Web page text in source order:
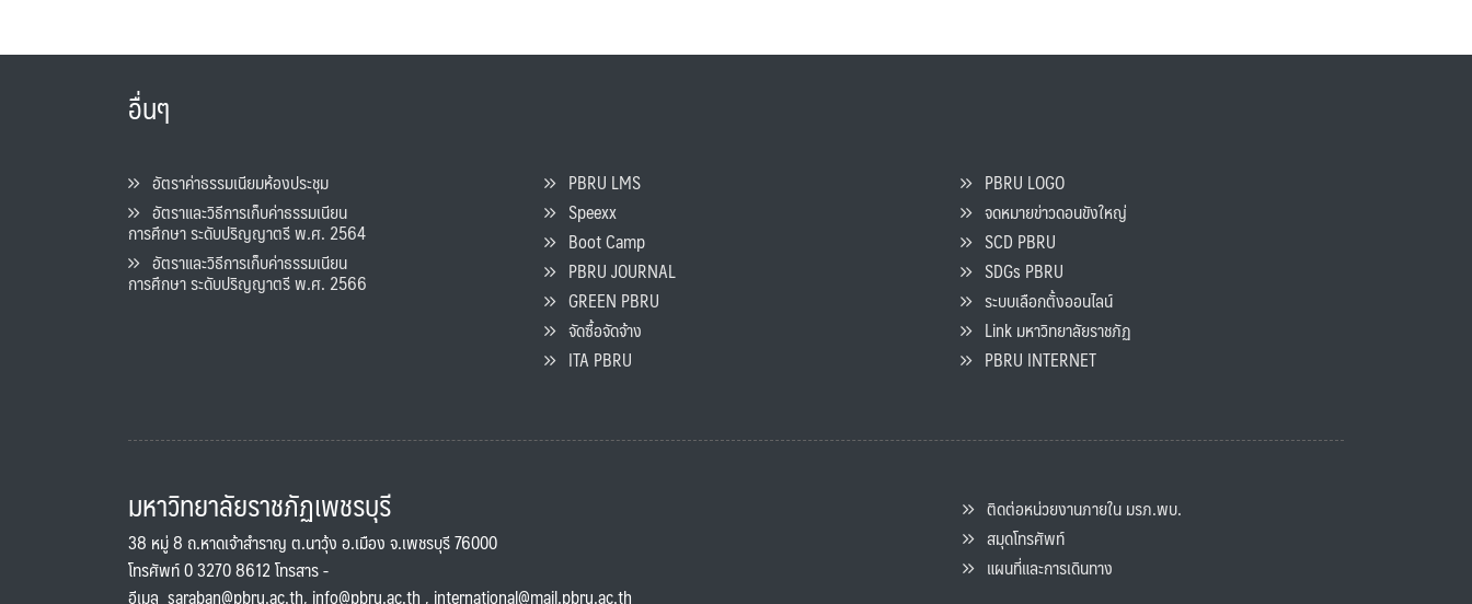
อื่นๆ
อัตราค่าธรรมเนียมห้องประชุม
อัตราและวิธีการเก็บค่าธรรมเนียน
การศึกษา ระดับปริญญาตรี พ.ศ. 2564
อัตราและวิธีการเก็บค่าธรรมเนียน
การศึกษา ระดับปริญญาตรี พ.ศ. 2566
PBRU LMS
Speexx
Boot Camp
PBRU JOURNAL
GREEN PBRU
จัดซื้อจัดจ้าง
ITA PBRU
PBRU LOGO
จดหมายข่าวดอนขังใหญ่
SCD PBRU
SDGs PBRU
ระบบเลือกตั้งออนไลน์
Link มหาวิทยาลัยราชภัฏ
PBRU INTERNET
มหาวิทยาลัยราชภัฏเพชรบุรี
38 หมู่ 8 ถ.หาดเจ้าสำราญ ต.นาวุ้ง อ.เมือง จ.เพชรบุรี 76000
โทรศัพท์ 0 3270 8612 โทรสาร -
อีเมล saraban@pbru.ac.th, info@pbru.ac.th , international@mail.pbru.ac.th
ติดต่อหน่วยงานภายใน มรภ.พบ.
สมุดโทรศัพท์
แผนที่และการเดินทาง